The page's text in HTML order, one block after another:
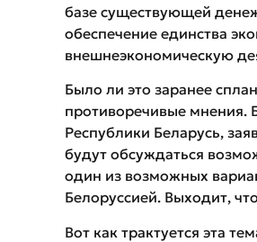
базе существующей
обеспечение единства
внешнеэкономическую
Было ли это заранее
противоречивые мнения.
Республики Беларусь,
будут обсуждаться
один из возможных
Белоруссией. Выходит,
Вот как трактуется эта